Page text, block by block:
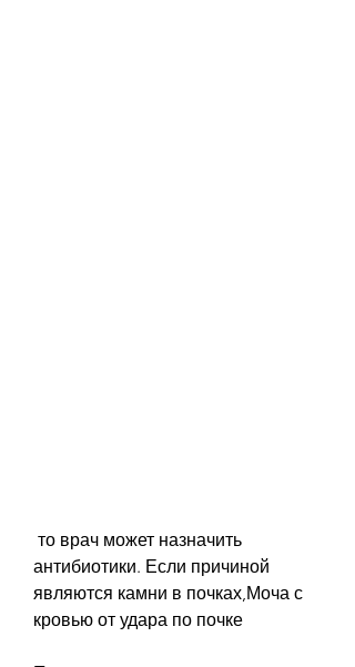
антибиотики. Если причиной
являются камни в почках,Моча с
кровью от удара по почке